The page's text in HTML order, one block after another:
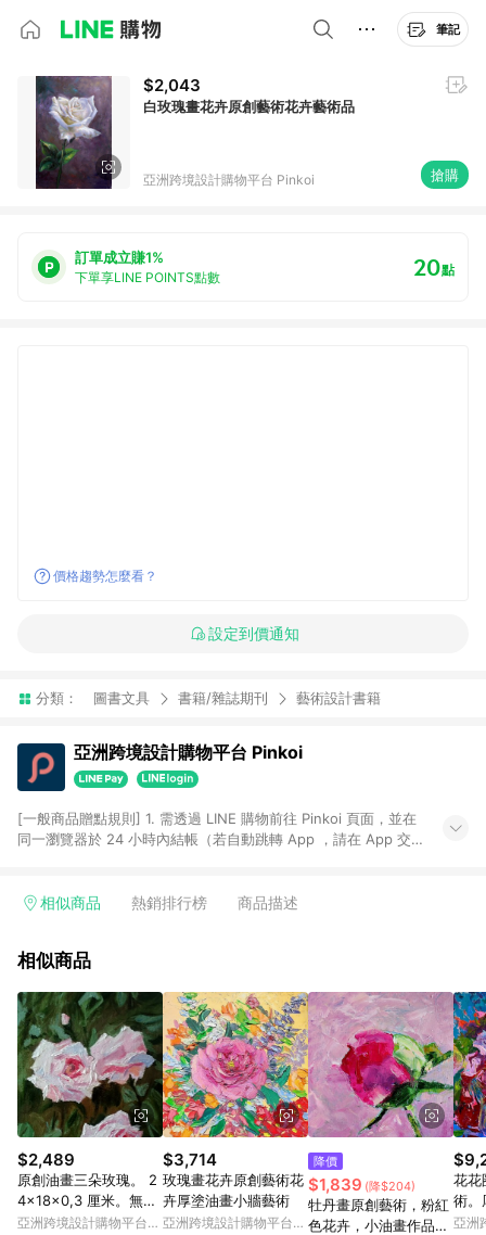
筆記
$2,043
白玫瑰畫花卉原創藝術花卉藝術品
亞洲跨境設計購物平台 Pinkoi 搶購
訂單成立賺1%
下單享LINE POINTS點數 20點
價格趨勢怎麼看？
設定到價通知
分類： 圖書文具 書籍/雜誌期刊 藝術設計書籍
亞洲跨境設計購物平台 Pinkoi
[一般商品贈點規則] 1. 需透過 LINE 購物前往 Pinkoi 頁面，並在
同一瀏覽器於 24 小時內結帳（若自動跳轉 App ，請在 App 交
回饋訂單不得享有 Pinkoi 站方優惠，例如首購優惠，P coins，
行為，不具贈點資格，部分退款不在此限。 6. APP 請更新至
貨後 45 天後發送。 8. 群眾募資商品，禮物卡，開館保證金，補
運費，攤位費等不具贈點資格。 9. LINE 購物站上之商品規格、
顏色、價位、贈品如與 Pinkoi 商品資訊頁及購物車不符，以
Pinkoi 購物商品資訊頁及購物車標示為準。 10. 點數紅包使用規
則請以點數紅包活動說明為準。 11. 若於 LINE 購物前往 Pinkoi
頁面後才首次下載 Pinkoi APP 並完成訂單，不符合導購資格；承
上，首次下載 Pinkoi APP 後，需透過 LINE 購物前往 Pinkoi 頁
面，方享導購資格。
相似商品 熱銷排行榜 商品描述
相似商品
$2,489
原創油畫三朵玫瑰。 2
4x18x0,3 厘米。無框
的。
亞洲跨境設計購物平台
$3,714
玫瑰畫花卉原創藝術花
卉厚塗油畫小牆藝術
亞洲跨境設計購物平台
降價
$1,839 (降$204)
牡丹畫原創藝術，粉紅
色花卉，小油畫作品，
花花
術。
亞洲